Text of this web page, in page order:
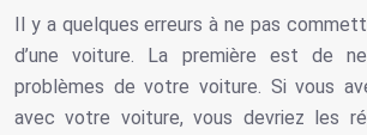
Il y a quelques erreurs à ne pas
d’une voiture. La première est de
problèmes de votre voiture. Si vous
avec votre voiture, vous devriez les